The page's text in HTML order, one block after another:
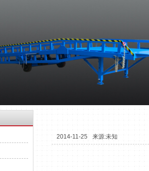
2014-11-25 来源:未知